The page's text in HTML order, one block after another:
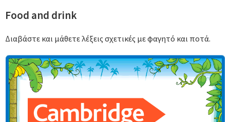
Food and drink
Διαβάστε και μάθετε λέξεις σχετικές με φαγητό και ποτά.